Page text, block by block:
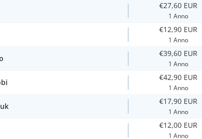
€27,60 EUR
1 Anno
€12,90 EUR
1 Anno
€39,60 EUR
1 Anno
€42,90 EUR
1 Anno
€17,90 EUR
1 Anno
€12,00 EUR
1 Anno